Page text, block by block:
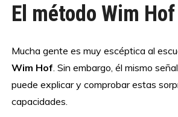
El método Wim Hof
Mucha gente es muy escéptica al
Wim Hof . Sin embargo, él mismo
puede explicar y comprobar estas
capacidades.